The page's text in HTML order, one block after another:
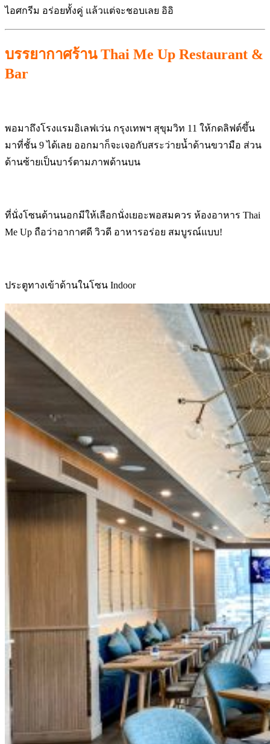
ไอศกรีม อร่อยทั้งคู่ แล้วแต่จะชอบเลย อิอิ
บรรยากาศร้าน Thai Me Up Restaurant &
Bar
พอมาถึงโรงแรมอิเลฟเว่น กรุงเทพฯ สุขุมวิท 11 ให้กดลิฟต์ขึ้น
มาที่ชั้น 9 ได้เลย ออกมาก็จะเจอกับสระว่ายน้ำด้านขวามือ ส่วน
ด้านซ้ายเป็นบาร์ตามภาพด้านบน
ที่นั่งโซนด้านนอกมีให้เลือกนั่งเยอะพอสมควร ห้องอาหาร Thai
Me Up ถือว่าอากาศดี วิวดี อาหารอร่อย สมบูรณ์แบบ!
ประตูทางเข้าด้านในโซน Indoor